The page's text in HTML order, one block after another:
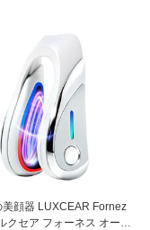
美顔器 LUXCEAR Fornez
クセア フォーネス オー